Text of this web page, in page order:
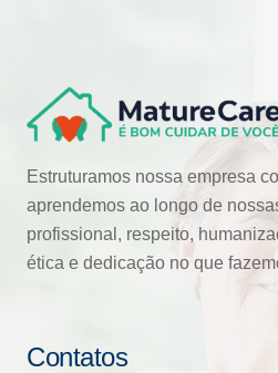
Estruturamos nossa empresa
aprendemos ao longo de
profissional, respeito,
ética e dedicação no que
Contatos